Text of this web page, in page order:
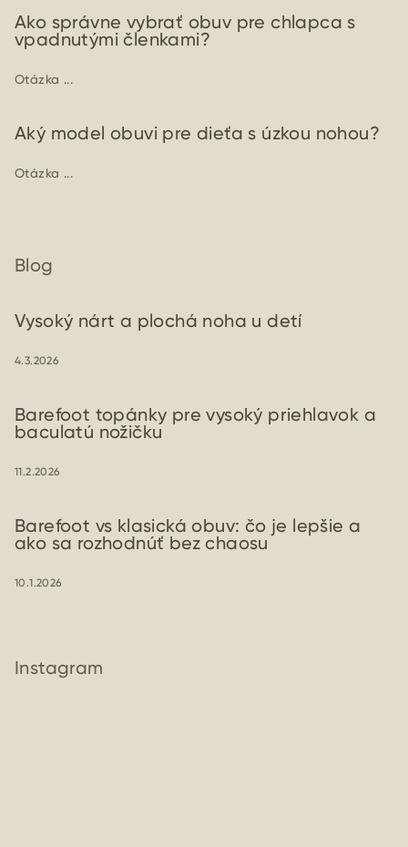
Ako správne vybrať obuv pre chlapca s
vpadnutými členkami?
Otázka ...
Aký model obuvi pre dieťa s úzkou nohou?
Otázka ...
Blog
Vysoký nárt a plochá noha u detí
4.3.2026
Barefoot topánky pre vysoký priehlavok a
baculatú nožičku
11.2.2026
Barefoot vs klasická obuv: čo je lepšie a
ako sa rozhodnúť bez chaosu
10.1.2026
Instagram